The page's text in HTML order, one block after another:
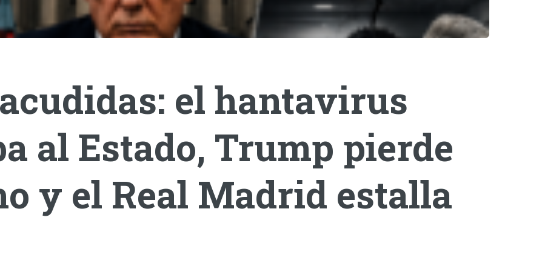
el hantavirus
al Estado, Trump pierde
y el Real Madrid estalla